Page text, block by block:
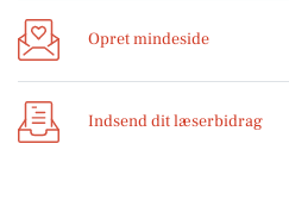
Opret mindeside
Indsend dit læserbidrag